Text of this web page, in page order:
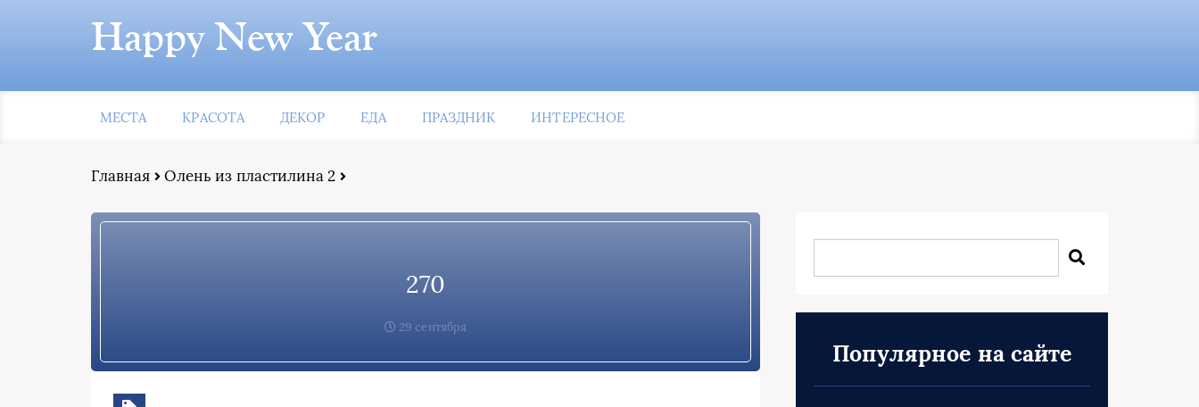
Happy New Year
МЕСТА КРАСОТА ДЕКОР ЕДА ПРАЗДНИК ИНТЕРЕСНОЕ
Главная Олень из пластилина 2
270
29 сентября
Популярное на сайте